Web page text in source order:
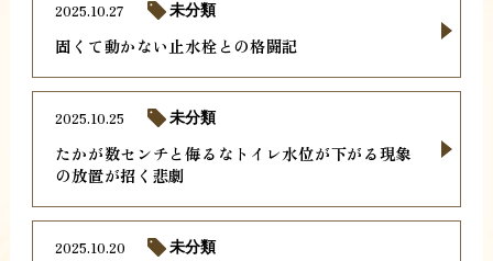
固くて動かない止水栓との格闘記
2025.10.27 未分類
たかが数センチと侮るなトイレ水位が下がる現象
の放置が招く悲劇
2025.10.25 未分類
2025.10.20 未分類